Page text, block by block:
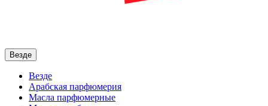
Везде
Везде
Арабская парфюмерия
Масла парфюмерные